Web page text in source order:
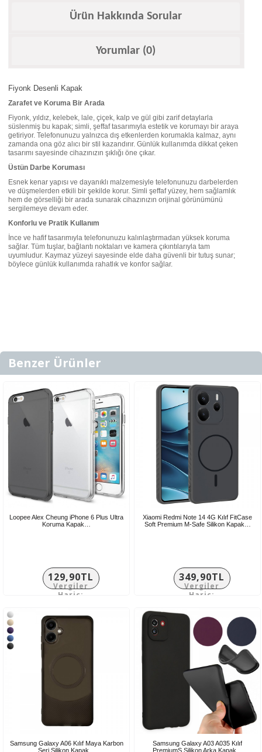
Ürün Hakkında Sorular
Yorumlar (0)
Fiyonk Desenli Kapak
Zarafet ve Koruma Bir Arada
Fiyonk, yıldız, kelebek, lale, çiçek, kalp ve gül gibi zarif detaylarla
süslenmiş bu kapak; simli, şeffaf tasarımıyla estetik ve korumayı bir araya
getiriyor. Telefonunuzu yalnızca dış etkenlerden korumakla kalmaz, aynı
zamanda ona göz alıcı bir stil kazandırır. Günlük kullanımda dikkat çeken
tasarımı sayesinde cihazınızın şıklığı öne çıkar.
Üstün Darbe Koruması
Esnek kenar yapısı ve dayanıklı malzemesiyle telefonunuzu darbelerden
ve düşmelerden etkili bir şekilde korur. Simli şeffaf yüzey, hem sağlamlık
hem de görselliği bir arada sunarak cihazınızın orijinal görünümünü
sergilemeye devam eder.
Konforlu ve Pratik Kullanım
İnce ve hafif tasarımıyla telefonunuzu kalınlaştırmadan yüksek koruma
sağlar. Tüm tuşlar, bağlantı noktaları ve kamera çıkıntılarıyla tam
uyumludur. Kaymaz yüzeyi sayesinde elde daha güvenli bir tutuş sunar;
böylece günlük kullanımda rahatlık ve konfor sağlar.
Benzer Ürünler
Loopee Alex Cheung iPhone 6 Plus Ultra
Koruma Kapak…
129,90TL
Vergiler
Hariç:
Xiaomi Redmi Note 14 4G Kılıf FitCase
Soft Premium M-Safe Silikon Kapak…
349,90TL
Vergiler
Hariç:
Samsung Galaxy A06 Kılıf Maya Karbon
Seri Silikon Kapak…
Samsung Galaxy A03 A035 Kılıf
PremiumS Silikon Arka Kapak…